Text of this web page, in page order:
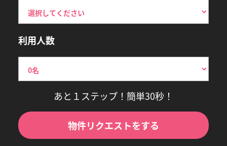
利用人数
あと１ステップ！簡単30秒！
物件リクエストをする